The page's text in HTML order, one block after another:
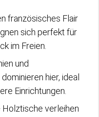
französisches Flair
sich perfekt für
im Freien.
und
hier, ideal
Einrichtungen.
Holztische verleihen